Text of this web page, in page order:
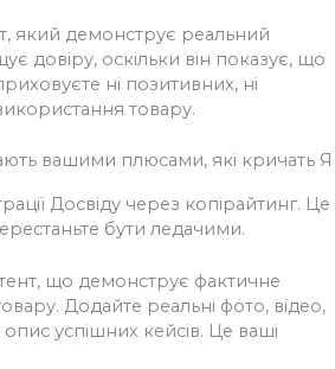
який демонструє реальний
довіру, оскільки він показує, що
ні позитивних, ні
товару.
вашими плюсами, які кричать Я
Досвіду через копірайтинг. Це
бути ледачими.
що демонструє фактичне
Додайте реальні фото, відео,
успішних кейсів. Це ваші